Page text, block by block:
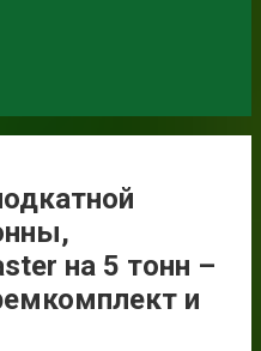
на 5 тонн –
и